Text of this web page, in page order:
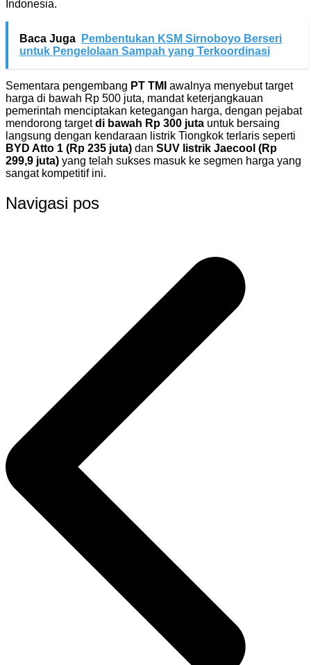
Indonesia.
Baca Juga
Pembentukan KSM Sirnoboyo Berseri
untuk Pengelolaan Sampah yang Terkoordinasi
Sementara pengembang PT TMI awalnya menyebut target
harga di bawah Rp 500 juta, mandat keterjangkauan
pemerintah menciptakan ketegangan harga, dengan pejabat
mendorong targetdi bawah Rp 300 juta untuk bersaing
langsung dengan kendaraan listrik Tiongkok terlaris seperti
BYD Atto 1 (Rp 235 juta) dan SUV listrik Jaecool (Rp
299,9 juta) yang telah sukses masuk ke segmen harga yang
sangat kompetitif ini.
Navigasi pos